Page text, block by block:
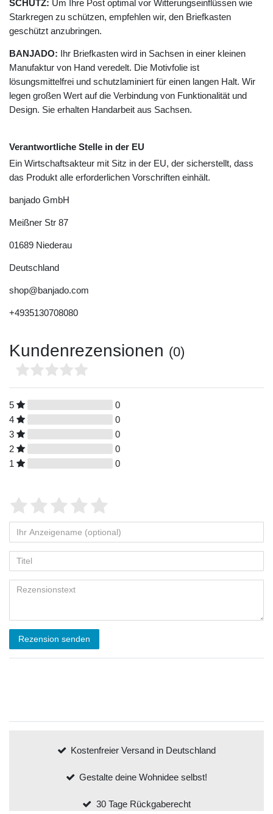
SCHUTZ: Um Ihre Post optimal vor Witterungseinflüssen wie
Starkregen zu schützen, empfehlen wir, den Briefkasten
geschützt anzubringen.
BANJADO: Ihr Briefkasten wird in Sachsen in einer kleinen
Manufaktur von Hand veredelt. Die Motivfolie ist
lösungsmittelfrei und schutzlaminiert für einen langen Halt. Wir
legen großen Wert auf die Verbindung von Funktionalität und
Design. Sie erhalten Handarbeit aus Sachsen.
Verantwortliche Stelle in der EU
Ein Wirtschaftsakteur mit Sitz in der EU, der sicherstellt, dass
das Produkt alle erforderlichen Vorschriften einhält.
banjado GmbH
Meißner Str 87
01689 Niederau
Deutschland
shop@banjado.com
+4935130708080
Kundenrezensionen (0)
5
0
4
0
3
0
2
0
1
0
Rezension senden
Kostenfreier Versand in Deutschland
Gestalte deine Wohnidee selbst!
30 Tage Rückgaberecht